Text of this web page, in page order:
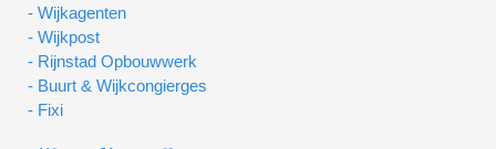
- Wijkagenten
- Wijkpost
- Rijnstad Opbouwwerk
- Buurt & Wijkcongierges
- Fixi